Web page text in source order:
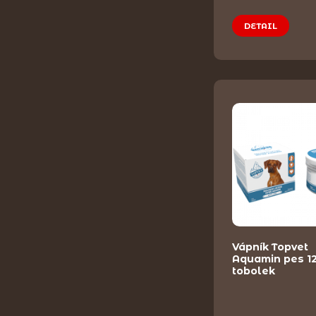
DETAIL
Vápník Topvet
Aquamin pes
tobolek